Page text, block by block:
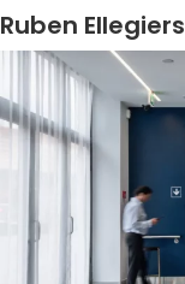
Ruben Ellegiers